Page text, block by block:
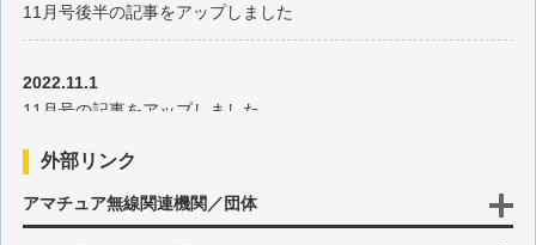
2025年7月の出題
2025年6月の出題
2025年5月の出題
2025年4月の出題
11月号後半の記事をアップしました
2022.11.1
11月号の記事をアップしました
2022.10.17
10月号後半の記事をアップしました
外部リンク
アマチュア無線関連機関／団体